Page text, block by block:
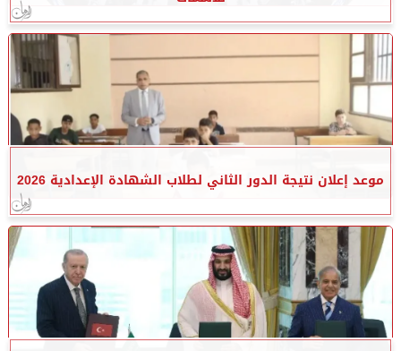
موعد إعلان نتيجة الدور الثاني لطلاب الشهادة الإعدادية 2026